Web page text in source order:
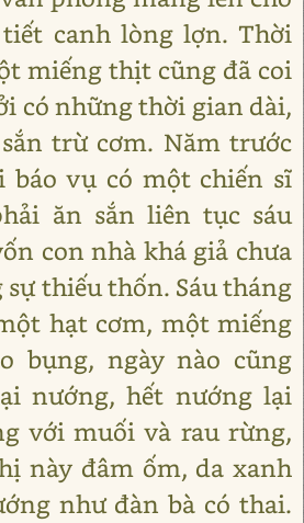
canh lòng lợn. Thời
miếng thịt cũng đã coi
có những thời gian dài,
trừ cơm. Năm trước
báo vụ có một chiến sĩ
ăn sắn liên tục sáu
con nhà khá giả chưa
thiếu thốn. Sáu tháng
hạt cơm, một miếng
bụng, ngày nào cũng
nướng, hết nướng lại
với muối và rau rừng,
này đâm ốm, da xanh
như đàn bà có thai.